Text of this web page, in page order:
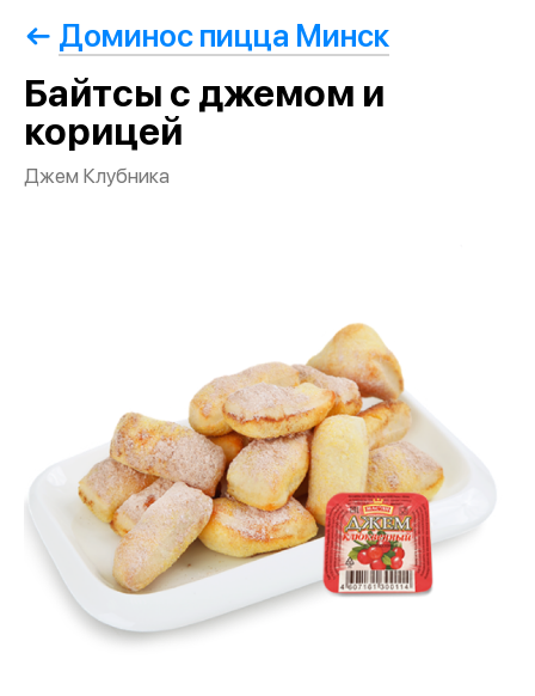
Доминос пицца Минск
Байтсы с джемом и
корицей
Джем Клубника